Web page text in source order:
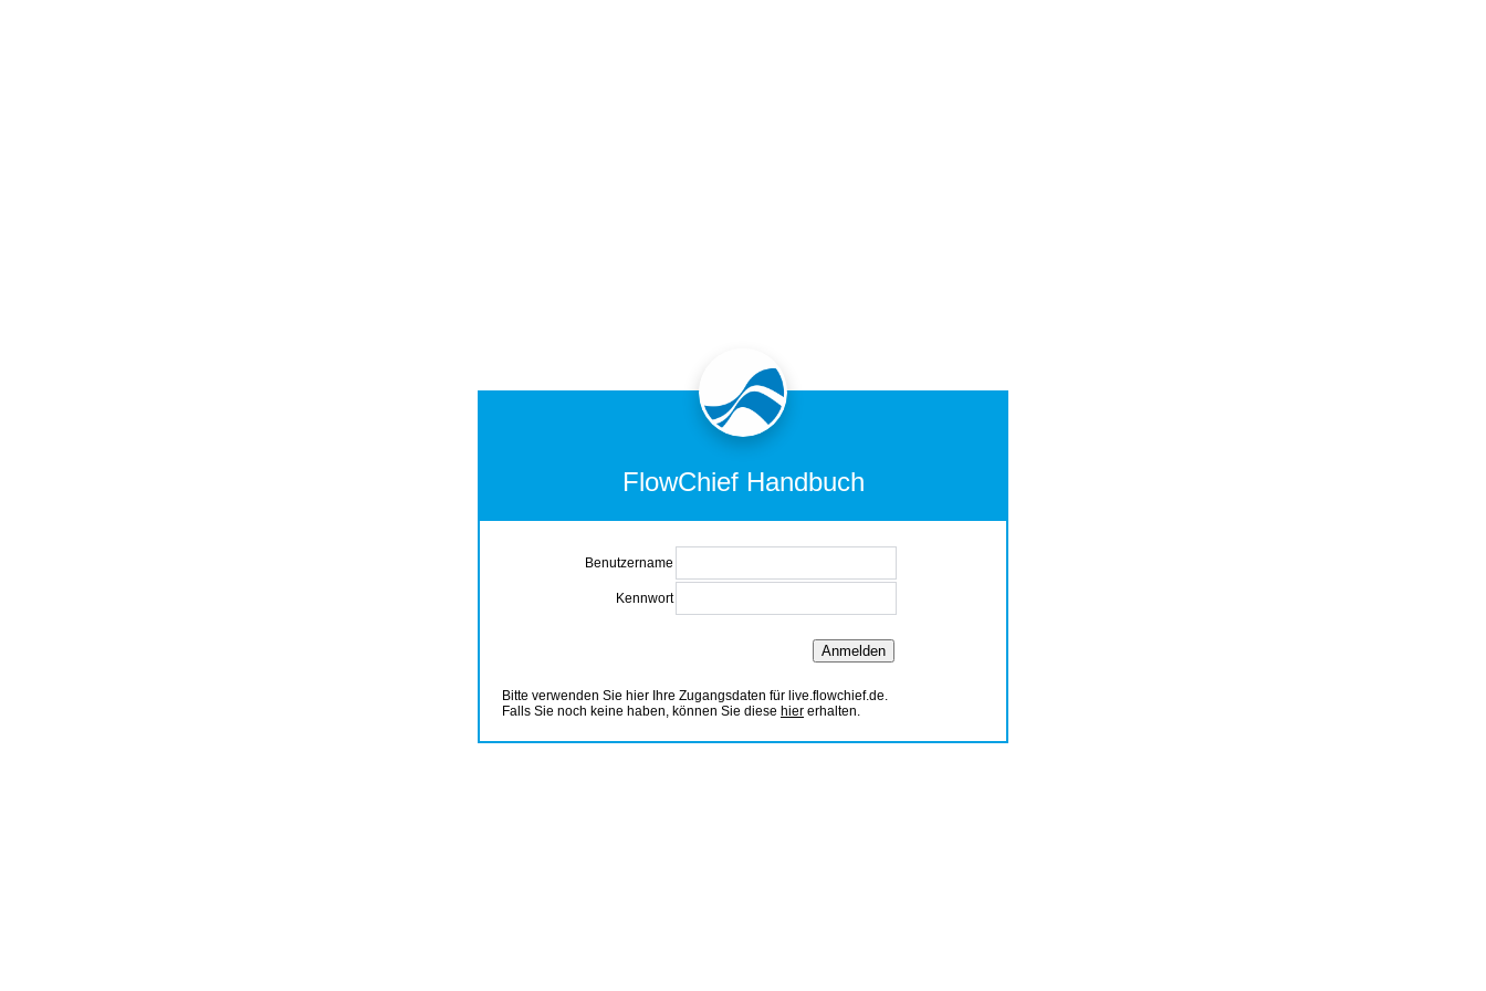
FlowChief Handbuch
Benutzername
Kennwort
Bitte verwenden Sie hier Ihre Zugangsdaten für live.flowchief.de.
Falls Sie noch keine haben, können Sie diese hier erhalten.